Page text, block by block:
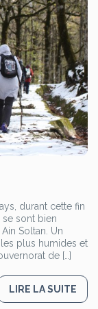
durant cette fin
se sont bien
Soltan. Un
plus humides et
de […]
LIRE LA SUITE